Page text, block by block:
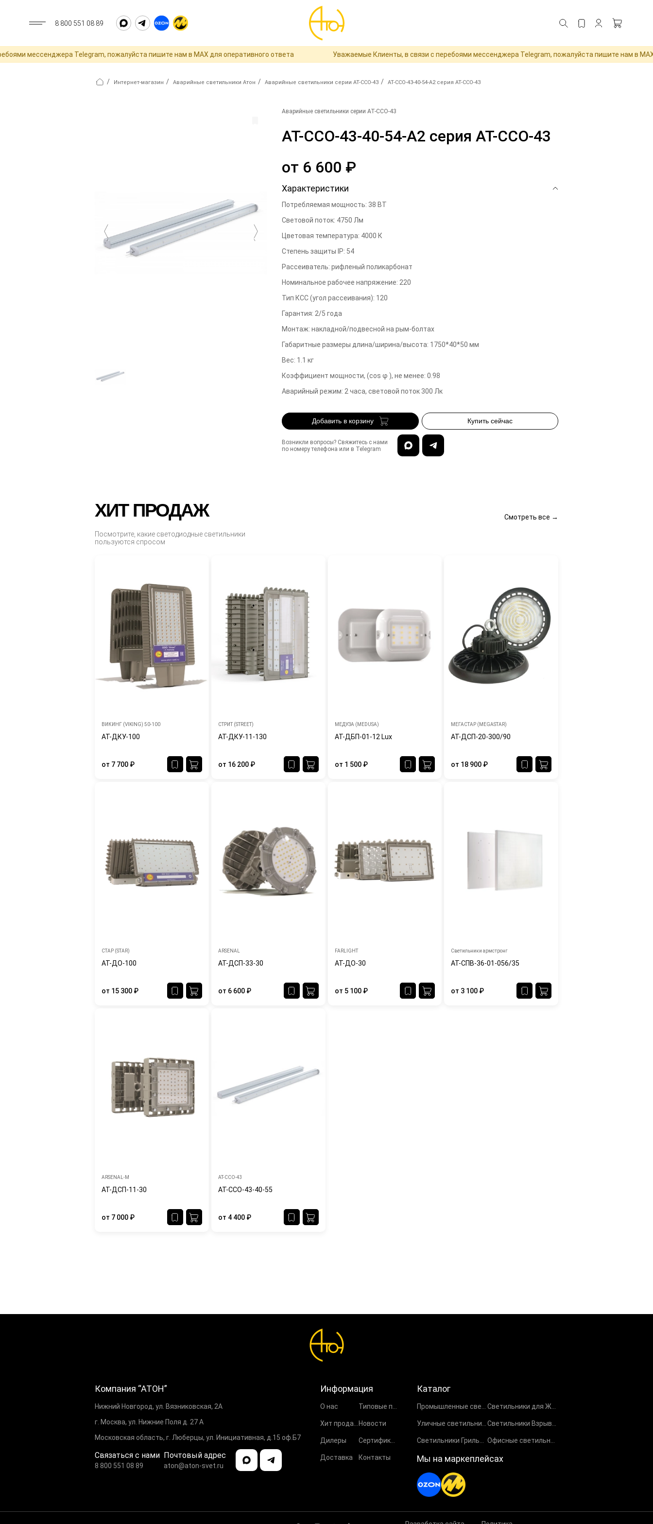
8 800 551 08 89
мессенджера Telegram, пожалуйста пишите нам в MAX для оперативного ответа Уважаемые Клиенты, в связи с перебоями мессенджера Telegram, пожалуйста пишите нам в MAX
/ Интернет-магазин / Аварийные светильники Атон / Аварийные светильники серии АТ-ССО-43 / АТ-ССО-43-40-54-А2 серия АТ-ССО-43
Аварийные светильники серии АТ-ССО-43
АТ-ССО-43-40-54-А2 серия АТ-ССО-43
от 6 600 ₽
Характеристики
Потребляемая мощность: 38 ВТ
Световой поток: 4750 Лм
Цветовая температура: 4000 К
Степень защиты IP: 54
Рассеиватель: рифленый поликарбонат
Номинальное рабочее напряжение: 220
Тип КСС (угол рассеивания): 120
Гарантия: 2/5 года
Монтаж: накладной/подвесной на рым-болтах
Габаритные размеры длина/ширина/высота: 1750*40*50 мм
Вес: 1.1 кг
Коэффициент мощности, (cos φ ), не менее: 0.98
Аварийный режим: 2 часа, световой поток 300 Лк
Добавить в корзину Купить сейчас
Возникли вопросы? Свяжитесь с нами
по номеру телефона или в Telegram
ХИТ ПРОДАЖ Смотреть все →
Посмотрите, какие светодиодные светильники
пользуются спросом
ВИКИНГ (VIKING) 50-100
АТ-ДКУ-100
от 7 700 ₽
СТРИТ (STREET)
АТ-ДКУ-11-130
от 16 200 ₽
МЕДУЗА (MEDUSA)
АТ-ДБП-01-12 Lux
от 1 500 ₽
МЕГАСТАР (MEGASTAR)
АТ-ДСП-20-300/90
от 18 900 ₽
СТАР (STAR)
АТ-ДО-100
от 15 300 ₽
ARSENAL
АТ-ДСП-33-30
от 6 600 ₽
FARLIGHT
АТ-ДО-30
от 5 100 ₽
Светильники армстронг
АТ-СПВ-36-01-056/35
от 3 100 ₽
ARSENAL-M
АТ-ДСП-11-30
от 7 000 ₽
АТ-ССО-43
АТ-ССО-43-40-55
от 4 400 ₽
Компания “АТОН”
Нижний Новгород, ул. Вязниковская, 2А
г. Москва, ул. Нижние Поля д. 27 А
Московская область, г. Люберцы, ул. Инициативная, д.15 оф.Б7
Связаться с нами
8 800 551 08 89
Почтовый адрес
aton@aton-svet.ru
Информация
О нас Типовые проекты
Хит продаж Новости
Дилеры Сертификаты
Доставка Контакты
Каталог
Промышленные светильники Светильники для ЖКХ
Уличные светильники Светильники Взрывозащищенные EX
Светильники Грильято Офисные светильники
Мы на маркеплейсах